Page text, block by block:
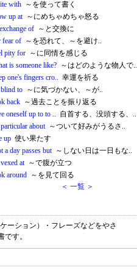
with ～を使って書く
up at～にめちゃめちゃ怒る
of ～と交換に
fear of ～を恐れて、～を避け..
pity for ～に同情を感じる
is someone like? ～はどのような物人で..
one's fingers cro.. 幸運を祈る
to ～に気づかない、～が..
back ～過去ことを振り返る
oneself up to to .. 自首する、没頭する、..
about～ついて好みがうるさ..
up 使い果たす
a day passes but～しない日は一日もな..
at～で腹が立つ
around ～を見て回る
＜ 一覧 ＞
ーション）・フレーズなどをやさ
す。